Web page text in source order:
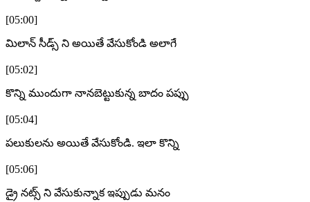
[05:00]
మిలాన్ సీడ్స్ ని అయితే వేసుకోండి అలాగే
[05:02]
కొన్ని ముందుగా నానబెట్టుకున్న బాదం పప్పు
[05:04]
పలుకులను అయితే వేసుకోండి. ఇలా కొన్ని
[05:06]
డ్రై నట్స్ ని వేసుకున్నాక ఇప్పుడు మనం